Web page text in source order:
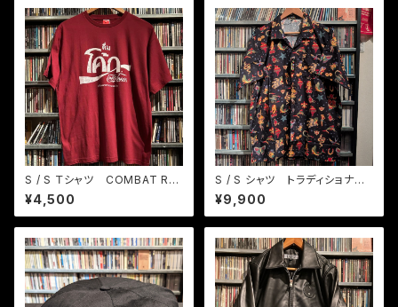
S / S Ｔシャツ COMBAT RO
CK バーガンディ
¥4,500
S / S シャツ トラディショナル
タトゥー
¥9,900